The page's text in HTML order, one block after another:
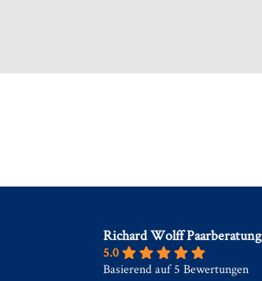
Richard Wolff Paarberatung
5.0
Basierend auf 5 Bewertungen